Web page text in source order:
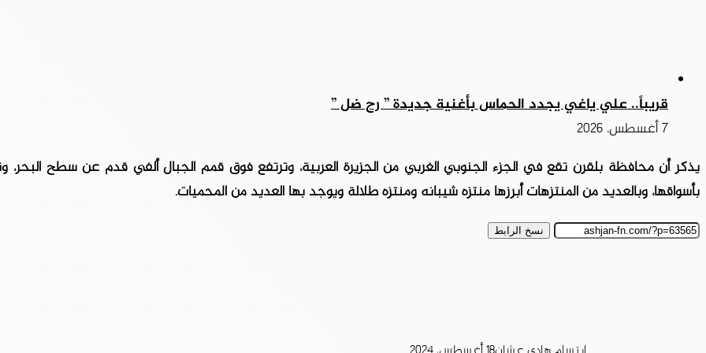
قريباً.. علي ياغي يجدد الحماس بأغنية جديدة ” رح ضل ”
7 أغسطس، 2026
يذكر أن محافظة بلقرن تقع في الجزء الجنوبي الغربي من الجزيرة العربية، وترتفع فوق قمم الجبال ألفي قدم عن سطح البحر،
بأسواقها، وبالعديد من المنتزهات أبرزها منتزه شيبانه ومنتزه طلالة ويوجد بها العديد من المحميات.
نسخ الرابط